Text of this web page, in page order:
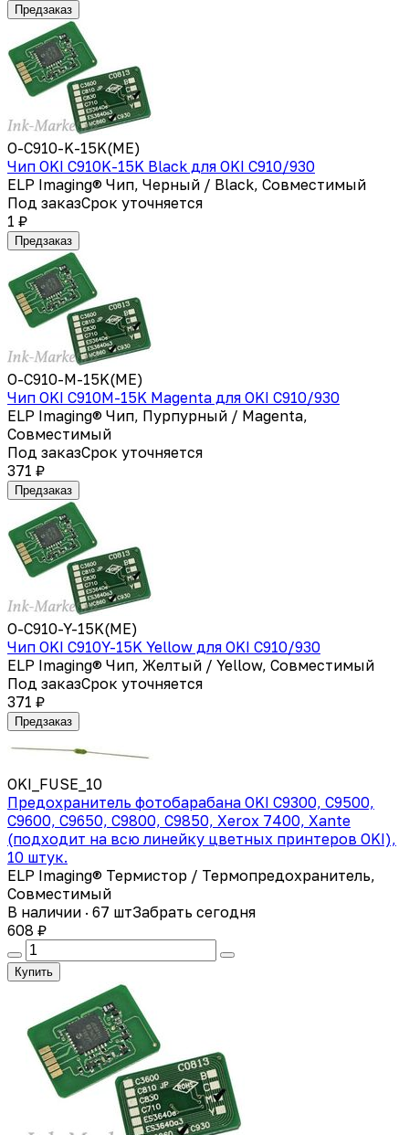
Предзаказ
O-C910-K-15K(ME)
Чип OKI C910K-15K Black для OKI C910/930
ELP Imaging® Чип, Черный / Black, Совместимый
Под заказСрок уточняется
1 ₽
Предзаказ
O-C910-M-15K(ME)
Чип OKI C910M-15K Magenta для OKI C910/930
ELP Imaging® Чип, Пурпурный / Magenta,
Совместимый
Под заказСрок уточняется
371 ₽
Предзаказ
O-C910-Y-15K(ME)
Чип OKI C910Y-15K Yellow для OKI C910/930
ELP Imaging® Чип, Желтый / Yellow, Совместимый
Под заказСрок уточняется
371 ₽
Предзаказ
OKI_FUSE_10
Предохранитель фотобарабана OKI C9300, C9500,
C9600, C9650, C9800, C9850, Xerox 7400, Xante
(подходит на всю линейку цветных принтеров OKI),
10 штук.
ELP Imaging® Термистор / Термопредохранитель,
Совместимый
В наличии · 67 штЗабрать сегодня
608 ₽
Купить